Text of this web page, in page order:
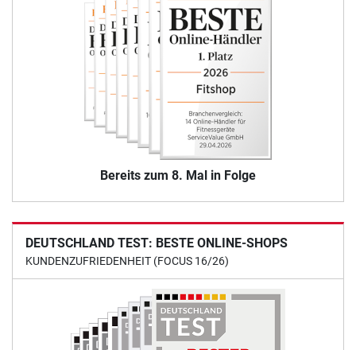
Bereits zum 8. Mal in Folge
DEUTSCHLAND TEST: BESTE ONLINE-SHOPS
KUNDENZUFRIEDENHEIT (FOCUS 16/26)